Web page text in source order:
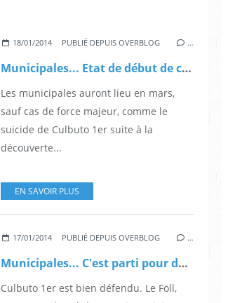
18/01/2014 PUBLIÉ DEPUIS OVERBLOG …
Municipales... Etat de début de campagne...
Les municipales auront lieu en mars,
sauf cas de force majeur, comme le
suicide de Culbuto 1er suite à la
découverte...
EN SAVOIR PLUS
17/01/2014 PUBLIÉ DEPUIS OVERBLOG …
Municipales... C'est parti pour de bon !
Culbuto 1er est bien défendu. Le Foll,